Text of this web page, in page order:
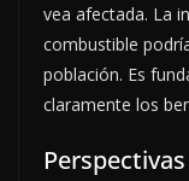
vea afectada. La
combustible
población. Es
claramente los